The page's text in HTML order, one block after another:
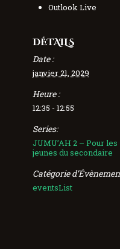
Outlook Live
DÉTAILS
Date :
janvier 21, 2029
Heure :
12:35 - 12:55
Series:
JUMU’AH 2 – Pour les
jeunes du secondaire
Catégorie
eventsList